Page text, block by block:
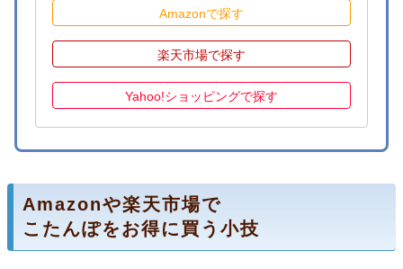
Amazonで探す
楽天市場で探す
Yahoo!ショッピングで探す
Amazonや楽天市場で
こたんぽをお得に買う小技